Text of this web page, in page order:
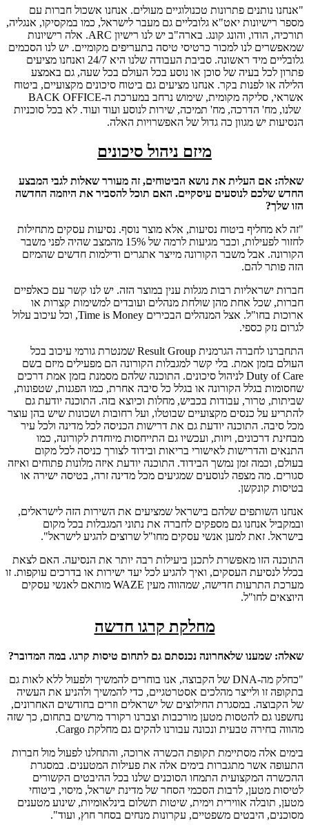
"אנחנו נותנים פתרונות טכנולוגיים מעולים. אנחנו אשכול חברות עם
מספר רישיונות יאט"א גלובליים גם מעבר לישראל, כמו במקסיקו, אנגליה,
תורכיה, הודו, והונג קונג. בארה"ב יש לנו רישיון ARC. אלה רישיונות
שמאפשרים לנו למכור כרטיסי טיסה בתעריפים מקומיים. יש לנו הסכמים
גלובליים מיד ראשונה. סביבת העבודה שלנו היא 24/7 ואנחנו מציעים
פתרון לכל בעיה של סוכן או נוסע בכל העולם בכל שעה, גם באמצע
הלילה או לפנות בקר. אנחנו מציעים גם ביטוח סיכונים מקצועיים, ביטוח
אשראי, סליקה מקומית, שימוש נרחב במערכת ה-BACK OFFICE
שלנו, מח' הדרכה, מח' תמיכה, שירות לנוסע ועוד ועוד. לא בכל סוכניות
הנסיעות יש מגוון כה גדול של האפשרויות האלה.
מיזם ניהול סיכונים
שאלה: אם העלית את נושא הביטוחים, זה מעורר שאלות לגבי המבצע
החדש שלכם לנוסעים עיסקיים. האם תוכל להסביר את היוזמה החדשה
הזו שלך?
"זה לא מחליף ביטוח נסיעות, אלא מוצר נוסף. נסיעות עסקים מתחילות
לחזור לפעילות, וכבר מגיעות לרמה של 15% מהמצב שהיה לפני משבר
הקורונה. אבל משבר הקורונה מייצר אתגרים ודילמות חדשים שהמיזם
הזה פותר להם.
חברות ישראליות רבות מגלות ענין במוצר הזה. יש לנו קשר עם כאלפיים
חברות, שכל אחת מהן שולחת מנהלים ועובדים למשימות קצרות או
ארוכות בחו"ל. אצל המנהלים הבכירים Time is Money, וכל עיכוב עלול
לגרום נזק כספי.
התחברנו לחברה הגרמנית Result Group שמנטרת גורמי עיכוב בכל
העולם בזמן אמת. בלי קשר למגבלות הקורונה הם מפעילים מיזם בשם
Duty of Care לניהול סיכונים. התוכנה שלהם מסמנת בזמן אמת דרכים
שחסומות בגלל הקורונה או בגלל כל סיבה אחרת, כמו הפגנות, שטפונות,
שביתות, טרור, עבודות בכביש, מחלות וכיוצא בזה. התוכנה יודעת גם
להתריע על כנסים מקצועיים שבוטלו, ועל רחובות ושכונות שיש בהן עוצר
מכל סיבה. התוכנה יודעת גם את דרישות הכניסה לכל מדינה ולכל עיר
מבחינת דרכונים, ויזות, ועכשיו גם התייחסות מיוחדת לקורונה, כמו
התנאים והדרישות לאישורי בריאות ובידוד לצורך כניסה לכל מקום
בעולם, וכמה זמן נמשך הבידוד. התוכנה יודעת איזה מלונות פתוחים ואיזה
סגורים. מה מצפה לנוסעים שמגיעים מכל מדינה זרה, בטיסה ישירה או
בטיסות קונקשן.
אנחנו השותפים שלהם בישראל שמציעים את השירות הזה לישראלים,
ובמקביל אנחנו גם מספקים לחברה את נתוני המגבלות בכל מקום
בישראל. זאת למען אנשי עסקים מחו"ל שרוצים להגיע לישראל".
התוכנה הזו מאפשרת לתכנן ביעילות רבה יותר את הנסיעה. האם לצאת
בכלל לנסיעת העסקים, ואיך להגיע לכל יעד ישירות או בדרכים עוקפות. זו
מערכת התרעות חדישה, שמהווה מעין WAZE מותאם לאנשי עסקים
היוצאים לחו"ל.
מחלקת קרגו חדשה
שאלה: שמענו שלאחרונה נכנסתם גם לתחום טיסות קרגו. במה המדובר?
"כחלק מה-DNA של הקבוצה, אנו בוחרים להמשיך ולפעול ללא לאות גם
בתקופה זו ולייצר מהלכים אסטרטגיים, כדי להמשיך ולהניע את העשיה
של הקבוצה. במסגרת החילוצים של ישראלים וזרים בחודשים האחרונים,
נחשפנו גם להטסות מטען מורכבות וצברנו רקורד מרשים בתחום, כך שזה
מהווה בחירה טבעית ונכונה עבורנו להקים גם מחלקת Cargo.
בימים אלה מסתיימת תקופת הכשרה ארוכה, והתחלנו לפעול מול חברות
התעופה אשר מתגברות בימים אלה את פעילות המטענים. במסגרת
ההכשרה המקצועית התמחו הסוכנים שלנו בכל ההיבטים הקשורים
לטיסות מטען, לרבות הסכמי הסחר של מדינת ישראל, מיסוי, ביטוחי
מטען, תובלה אווירית וימית, שיטות תשלום בינלאומיות, שינוע מטענים
מסוכנים, היבטים משפטיים, עקרונות מנחים בסחר חוץ, ועוד".